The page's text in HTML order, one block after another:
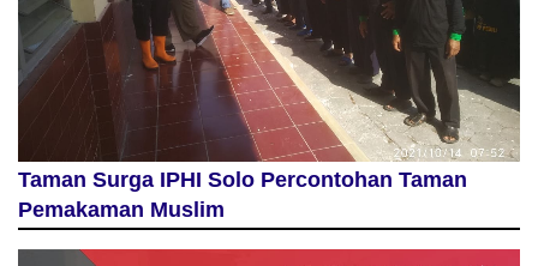
Taman Surga IPHI Solo Percontohan Taman
Pemakaman Muslim